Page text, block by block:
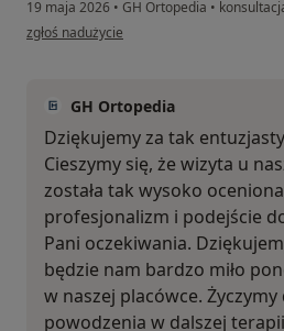
19 maja 2026 • GH Ortopedia •
w opinii użytkownika Sandra Szotek
zgłoś nadużycie
GH Ortopedia
Dziękujemy za tak
Cieszymy się, że wizyta u
została tak wysoko
profesjonalizm i podejście
Pani oczekiwania.
będzie nam bardzo miło
w naszej placówce.
powodzenia w dalszej